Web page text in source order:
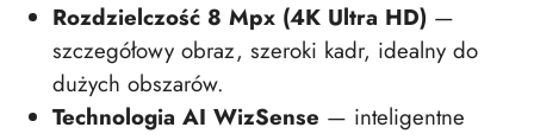
Rozdzielczość 8 Mpx (4K Ultra HD) —
szczegółowy obraz, szeroki kadr, idealny do
dużych obszarów.
Technologia AI WizSense — inteligentne